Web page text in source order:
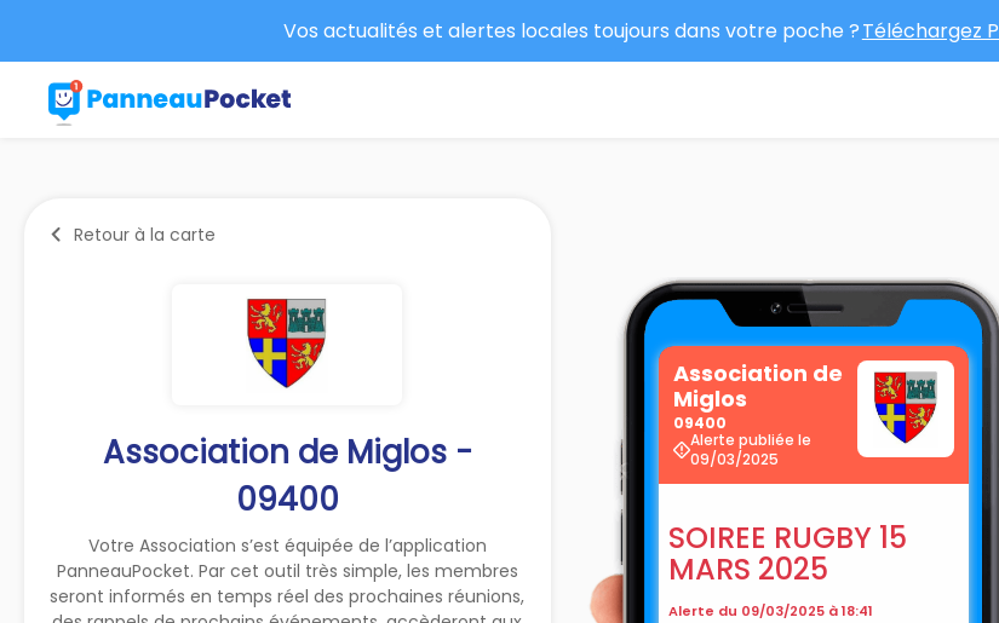
Vos actualités et alertes locales toujours dans votre poche ?Téléchargez
Retour à la carte
Association de Miglos -
09400
Votre Association s’est équipée de l’application
PanneauPocket. Par cet outil très simple, les membres
seront informés en temps réel des prochaines réunions,
Association de
Miglos
09400
Alerte publiée le
09/03/2025
SOIREE RUGBY 15
MARS 2025
Alerte du 09/03/2025 à 18:41